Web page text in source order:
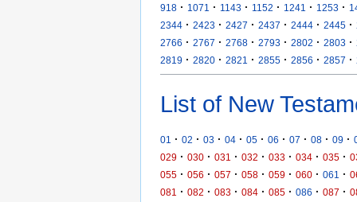
918 · 1071 · 1143 · 1152 · 1241 · 1253 ·
2344 · 2423 · 2427 · 2437 · 2444 · 2445 ·
2766 · 2767 · 2768 · 2793 · 2802 · 2803 ·
2819 · 2820 · 2821 · 2855 · 2856 · 2857 ·
List of New
01 · 02 · 03 · 04 · 05 · 06 · 07 · 08 · 09 ·
029 · 030 · 031 · 032 · 033 · 034 · 035 ·
055 · 056 · 057 · 058 · 059 · 060 · 061 ·
081
· 082 · 083 · 084 · 085 · 086 · 087 ·